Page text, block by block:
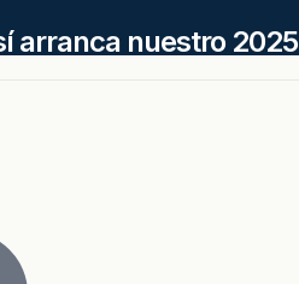
arranca nuestro 2025